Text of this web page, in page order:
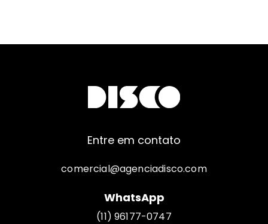
Entre em contato
comercial@agenciadisco.com
WhatsApp
(11) 96177-0747